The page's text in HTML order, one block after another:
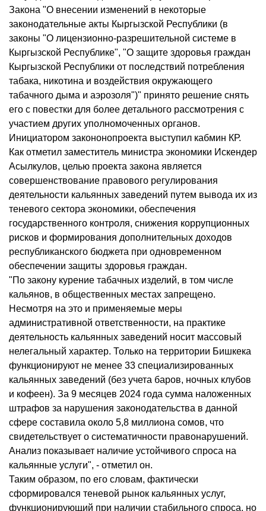
Закона "О внесении изменений в некоторые
законодательные акты Кыргызской Республики (в
законы "О лицензионно-разрешительной системе в
Кыргызской Республике", "О защите здоровья граждан
Кыргызской Республики от последствий потребления
табака, никотина и воздействия окружающего
табачного дыма и аэрозоля")" принято решение снять
его с повестки для более детального рассмотрения с
участием других уполномоченных органов.
Инициатором закононопроекта выступил кабмин КР.
Как отметил заместитель министра экономики Искендер
Асылкулов, целью проекта закона является
совершенствование правового регулирования
деятельности кальянных заведений путем вывода их из
теневого сектора экономики, обеспечения
государственного контроля, снижения коррупционных
рисков и формирования дополнительных доходов
республиканского бюджета при одновременном
обеспечении защиты здоровья граждан.
"По закону курение табачных изделий, в том числе
кальянов, в общественных местах запрещено.
Несмотря на это и применяемые меры
административной ответственности, на практике
деятельность кальянных заведений носит массовый
нелегальный характер. Только на территории Бишкека
функционируют не менее 33 специализированных
кальянных заведений (без учета баров, ночных клубов
и кофеен). За 9 месяцев 2024 года сумма наложенных
штрафов за нарушения законодательства в данной
сфере составила около 5,8 миллиона сомов, что
свидетельствует о систематичности правонарушений.
Анализ показывает наличие устойчивого спроса на
кальянные услуги", - отметил он.
Таким образом, по его словам, фактически
сформировался теневой рынок кальянных услуг,
функционирующий при наличии стабильного спроса, но